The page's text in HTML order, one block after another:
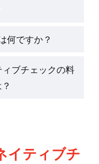
何ですか？
ブチェックの料
イティブチ